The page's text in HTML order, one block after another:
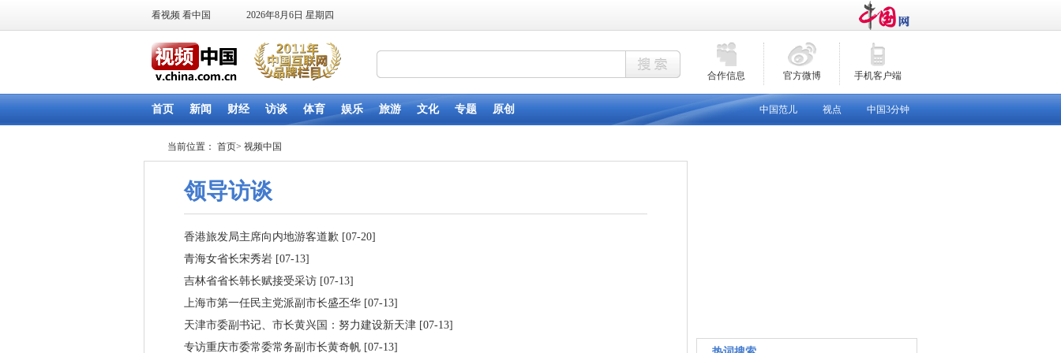
当前位置： 首页> 视频中国
领导访谈
香港旅发局主席向内地游客道歉 [07-20]
青海女省长宋秀岩 [07-13]
吉林省省长韩长赋接受采访 [07-13]
上海市第一任民主党派副市长盛丕华 [07-13]
天津市委副书记、市长黄兴国：努力建设新天津 [07-13]
专访重庆市委常委常务副市长黄奇帆 [07-13]